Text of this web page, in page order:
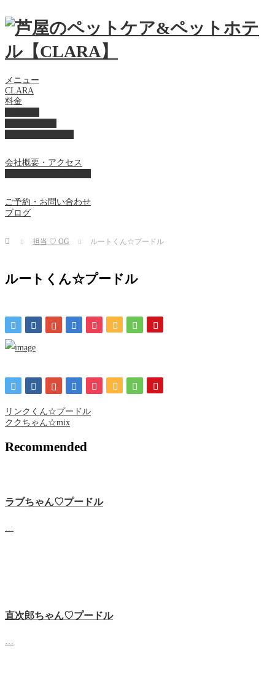
メニュー
CLARA
料金
会社概要・アクセス
ご予約・お問い合わせ
ブログ
Home 担当 ♡ OG ルートくん☆プードル
ルートくん☆プードル
リンクくん☆プードル
ククちゃん☆mix
Recommended
ラブちゃん♡プードル
直次郎ちゃん♡プードル